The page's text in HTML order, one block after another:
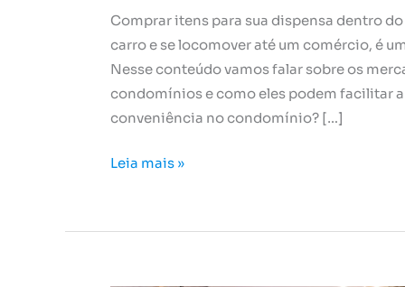
Comprar itens para sua dispensa dentro
carro e se locomover até um comércio, é
Nesse conteúdo vamos falar sobre os
condomínios e como eles podem facilitar
conveniência no condomínio? […]
Leia mais »